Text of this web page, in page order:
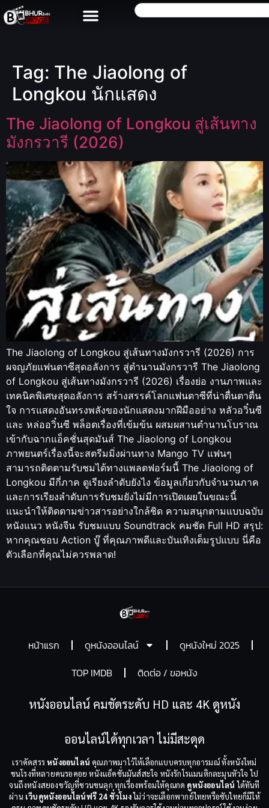
Tag: The Jiaolong of
Longkou นักแสดง
The Jiaolong of Longkou สู่เส้นทาง
มังกรวารี (2026)
The Jiaolong of Longkou สู่เส้นทางมังกรวารี (2026) การ
ผจญภัยแฟนตาซีสุดอลังการ สู่ตำนานมังกรวารี The Jiaolong
of Longkou สู่เส้นทางมังกรวารี (2026) เรื่องย่อ งานภาพและ
เทคนิคพิเศษสุดอลังการ สร้างสรรค์โลกแฟนตาซีที่น่าตื่นตาตื่น
ใจ การแสดงอันทรงพลังของนักแสดงมากฝีมืออย่าง หลัวอวิ๋นซี
และ หล่ออวิ๋นซี พล็อตเรื่องที่เข้มข้น ผสมผสานตำนานโบราณ
เข้ากับฉากแอ็คชั่นสุดมันส์ The Jiaolong of Longkou
ภาพยนตร์เรื่องนี้จะสตรีมมิ่งผ่านทาง Mango TV แฟนๆ
สามารถติดตามรับชมได้ทางแพลตฟอร์มนี้ The Jiaolong of
Longkou มีกี่ภาค ดูเรียงลำดับยังไง ข้อมูลเกี่ยวกับจำนวนภาค
และการเรียงลำดับการรับชมยังไม่มีการเปิดเผยในขณะนี้
แนะนำให้ติดตามข่าวสารอย่างใกล้ชิด ความสนุกตามแบบฉบับ
หนังแนว หนังจีน รับชมแบบ Soundtrack คมชัด Full HD สรุป:
หากคุณชอบ Action บู๊ ที่คุณภาพดีและบันเทิงเต็มรูปแบบ นี่คือ
ตัวเลือกที่คุณไม่ควรพลาด!
หน้าแรก ดูหนังออนไลน์
ดูหนังใหม่ 2025
TOP IMDB
ติดต่อ / ขอหนัง
หนังออนไลน์ คมชัดระดับ HD และ 4K ดูหนัง
ออนไลน์ได้ทุกเวลา ไม่มีสะดุด
เราคัดสรรหนังออนไลน์ คุณภาพมาไว้ให้เลือกแบบครบทุกอารมณ์ ทั้งหนังใหม่
ชนโรงที่หลายคนรอคอย หนังแอ็คชั่นมันส์สะใจ หนังรักโรแมนติกละมุนหัวใจ ไป
จนถึงหนังสยองขวัญที่ชวนขนลุก ทุกเรื่องพร้อมให้คุณกด ดูหนังออนไลน์ ได้ทันที
ผ่าน เว็บดูหนังออนไลน์ฟรี 24 ชั่วโมงไม่ว่าจะเลือกพากย์ไทยหรือซับไทยก็มีให้